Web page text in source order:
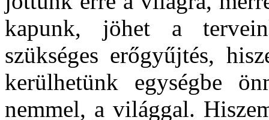
kapunk, jöhet a
szükséges erőgyűjtés,
kerülhetünk egységbe
nemmel, a világgal.